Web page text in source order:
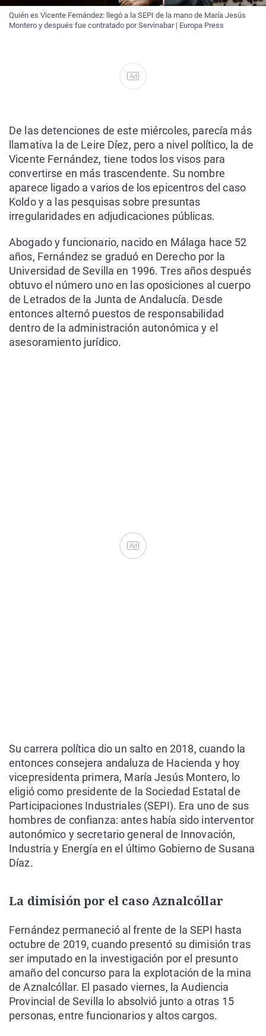
Quién es Vicente Fernández: llegó a la SEPI de la mano de María Jesús
Montero y después fue contratado por Servinabar | Europa Press
Ad
De las detenciones de este miércoles, parecía más
llamativa la de Leire Díez, pero a nivel político, la de
Vicente Fernández, tiene todos los visos para
convertirse en más trascendente. Su nombre
aparece ligado a varios de los epicentros del caso
Koldo y a las pesquisas sobre presuntas
irregularidades en adjudicaciones públicas.
Abogado y funcionario, nacido en Málaga hace 52
años, Fernández se graduó en Derecho por la
Universidad de Sevilla en 1996. Tres años después
obtuvo el número uno en las oposiciones al cuerpo
de Letrados de la Junta de Andalucía. Desde
entonces alternó puestos de responsabilidad
dentro de la administración autonómica y el
asesoramiento jurídico.
Ad
Su carrera política dio un salto en 2018, cuando la
entonces consejera andaluza de Hacienda y hoy
vicepresidenta primera, María Jesús Montero, lo
eligió como presidente de la Sociedad Estatal de
Participaciones Industriales (SEPI). Era uno de sus
hombres de confianza: antes había sido interventor
autonómico y secretario general de Innovación,
Industria y Energía en el último Gobierno de Susana
Díaz.
La dimisión por el caso Aznalcóllar
Fernández permaneció al frente de la SEPI hasta
octubre de 2019, cuando presentó su dimisión tras
ser imputado en la investigación por el presunto
amaño del concurso para la explotación de la mina
de Aznalcóllar. El pasado viernes, la Audiencia
Provincial de Sevilla lo absolvió junto a otras 15
personas, entre funcionarios y altos cargos.